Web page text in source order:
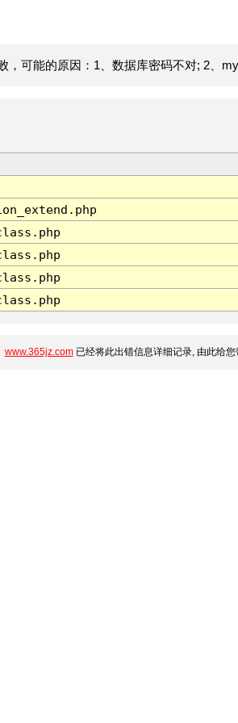
，可能的原因：1、数据库密码不对; 2、
www.365jz.com已经将此出错信息详细记录, 由此给